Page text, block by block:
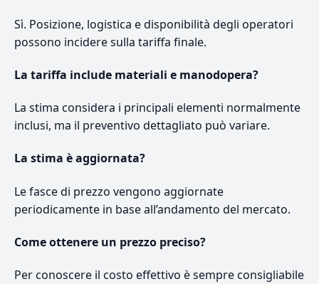
Sì. Posizione, logistica e disponibilità degli operatori
possono incidere sulla tariffa finale.
La tariffa include materiali e manodopera?
La stima considera i principali elementi normalmente
inclusi, ma il preventivo dettagliato può variare.
La stima è aggiornata?
Le fasce di prezzo vengono aggiornate
periodicamente in base all’andamento del mercato.
Come ottenere un prezzo preciso?
Per conoscere il costo effettivo è sempre consigliabile